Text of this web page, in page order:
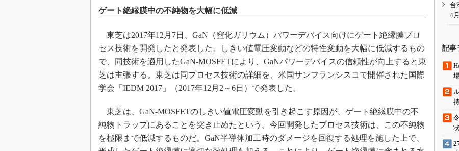
で起こること
“異端児エンジニア”が仕掛けた社内
改革、執念の180日
IHSアナリスト「未来展望」
「英語に愛されないエンジニア」の
ための新行動論
ゲート絶縁膜中の不純物を大幅に低減
東芝は2017年12月7日、GaN（窒化ガリウム）パワーデバイス向けにゲート絶縁膜プロ
セス技術を開発したと発表した。しきい値電圧変動などの特性変動を大幅に低減するもの
で、同技術を適用したGaN-MOSFETにより、GaNパワーデバイスの信頼性が向上すると東
芝は主張する。東芝は同プロセス技術の詳細を、米国サンフランシスコで開催された国際
学会「IEDM 2017」（2017年12月2～6日）で発表した。
東芝は、GaN-MOSFETのしきい値電圧変動を引き起こす原因が、ゲート絶縁膜中の不
純物トラップにあることを突き止めたという。今回開発したプロセス技術は、この不純物
を極限まで低減するものだ。GaN半導体加工時のダメージを回復する処理を施した上で、
台
4
記事